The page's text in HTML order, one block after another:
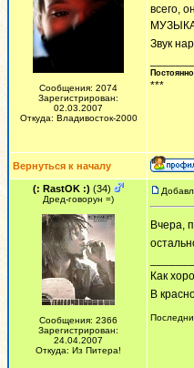
Сообщения: 2074
Зарегистрирован:
02.03.2007
Откуда: Владивосток-2000
всего,
Звук
***
Вернуться к началу
(: RastOK :) (34)
Дред-говорун =)
Сообщения: 2366
Зарегистрирован:
24.04.2007
Откуда: Из Питера!
Вчера,
Как
В